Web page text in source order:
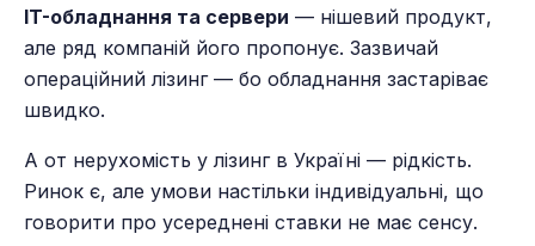
IT-обладнання та сервери — нішевий продукт,
але ряд компаній його пропонує. Зазвичай
операційний лізинг — бо обладнання застаріває
швидко.
А от нерухомість у лізинг в Україні — рідкість.
Ринок є, але умови настільки індивідуальні, що
говорити про усереднені ставки не має сенсу.